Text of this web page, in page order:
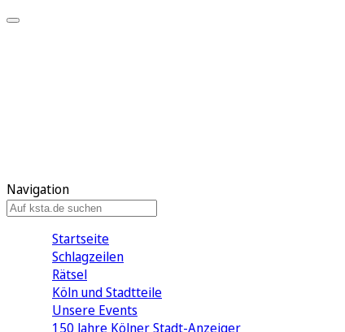
Navigation
Startseite
Schlagzeilen
Rätsel
Köln und Stadtteile
Unsere Events
150 Jahre Kölner Stadt-Anzeiger